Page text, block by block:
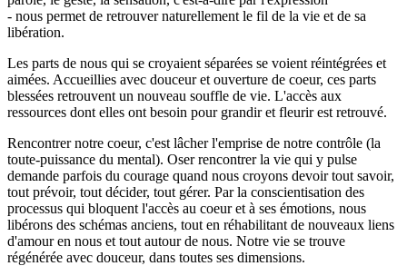
- nous permet de retrouver naturellement le fil de la vie et de sa
libération.
Les parts de nous qui se croyaient séparées se voient réintégrées et
aimées. Accueillies avec douceur et ouverture de coeur, ces parts
blessées retrouvent un nouveau souffle de vie. L'accès aux
ressources dont elles ont besoin pour grandir et fleurir est retrouvé.
Rencontrer notre coeur, c'est lâcher l'emprise de notre contrôle (la
toute-puissance du mental). Oser rencontrer la vie qui y pulse
demande parfois du courage quand nous croyons devoir tout savoir,
tout prévoir, tout décider, tout gérer. Par la conscientisation des
processus qui bloquent l'accès au coeur et à ses émotions, nous
libérons des schémas anciens, tout en réhabilitant de nouveaux liens
d'amour en nous et tout autour de nous. Notre vie se trouve
régénérée avec douceur, dans toutes ses dimensions.